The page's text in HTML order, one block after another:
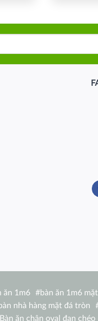
ăn 1m6 #bàn ăn 1m6
nhà hàng mặt đá tròn
ăn chân oval đan chéo